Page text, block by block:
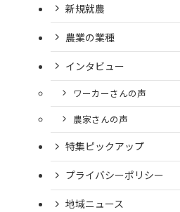
新規就農
農業の業種
インタビュー
ワーカーさんの声
農家さんの声
特集ピックアップ
プライバシーポリシー
地域ニュース